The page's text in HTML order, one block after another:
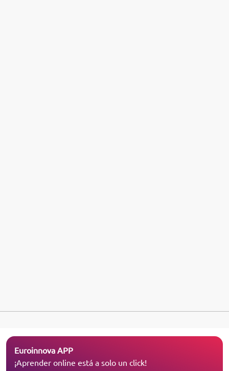
Euroinnova APP
¡Aprender online está a solo un click!